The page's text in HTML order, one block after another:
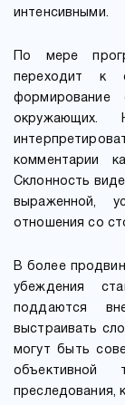
интенсивными.
По мере
переходит к
формирование
комментарии
Склонность
выраженной,
отношения со
В более
убеждения
поддаются
выстраивать
могут быть
объективной
преследования,